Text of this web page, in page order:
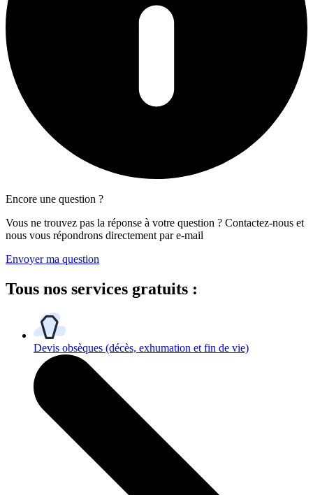
Encore une question ?
Vous ne trouvez pas la réponse à votre question ? Contactez-nous et
nous vous répondrons directement par e-mail
Envoyer ma question
Tous nos services gratuits :
Devis obsèques (décès, exhumation et fin de vie)